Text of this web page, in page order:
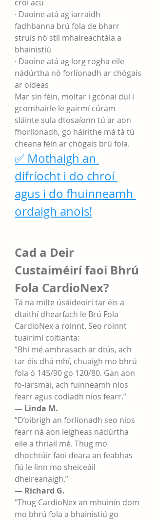
croí acu
· Daoine atá ag iarraidh
fadhbanna brú fola de bharr
struis nó stíl mhaireachtála a
bhainistiú
· Daoine atá ag lorg rogha eile
nádúrtha nó forlíonadh ar chógais
ar oideas
Mar sin féin, moltar i gcónaí dul i
gcomhairle le gairmí cúram
sláinte sula dtosaíonn tú ar aon
fhorlíonadh, go háirithe má tá tú
cheana féin ar chógais brú fola.
✅ Mothaigh an
difríocht i do chroí
agus i do fhuinneamh
ordaigh anois!
Cad a Deir
Custaiméirí faoi Bhrú
Fola CardioNex?
Tá na mílte úsáideoirí tar éis a
dtaithí dhearfach le Brú Fola
CardioNex a roinnt. Seo roinnt
tuairimí coitianta:
“Bhí mé amhrasach ar dtús, ach
tar éis dhá mhí, chuaigh mo bhrú
fola ó 145/90 go 120/80. Gan aon
fo-iarsmaí, ach fuinneamh níos
fearr agus codladh níos fearr.”
— Linda M.
“D’oibrigh an forlíonadh seo níos
fearr ná aon leigheas nádúrtha
eile a thriail mé. Thug mo
dhochtúir faoi deara an feabhas
fiú le linn mo sheiceáil
dheireanaigh.”
— Richard G.
“Thug CardioNex an mhuinín dom
mo bhrú fola a bhainistiú go